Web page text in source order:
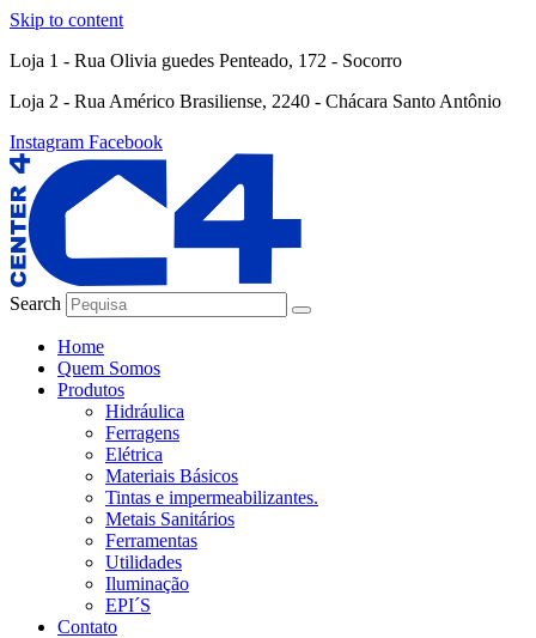
Skip to content
Loja 1 - Rua Olivia guedes Penteado, 172 - Socorro
Loja 2 - Rua Américo Brasiliense, 2240 - Chácara Santo Antônio
Instagram Facebook
Search
Home
Quem Somos
Produtos
Hidráulica
Ferragens
Elétrica
Materiais Básicos
Tintas e impermeabilizantes.
Metais Sanitários
Ferramentas
Utilidades
Iluminação
EPI´S
Contato